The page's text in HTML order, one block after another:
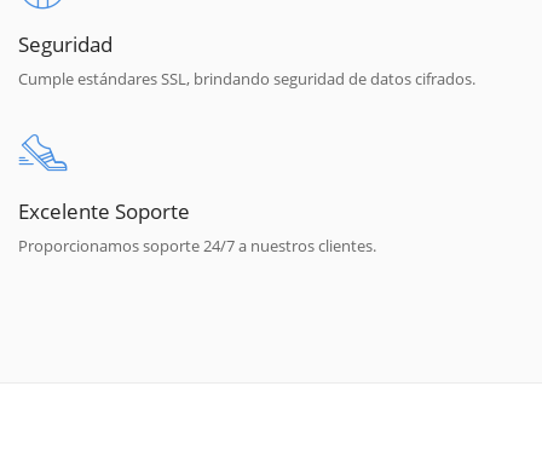
Seguridad
Cumple estándares SSL, brindando seguridad de datos cifrados.
Excelente Soporte
Proporcionamos soporte 24/7 a nuestros clientes.